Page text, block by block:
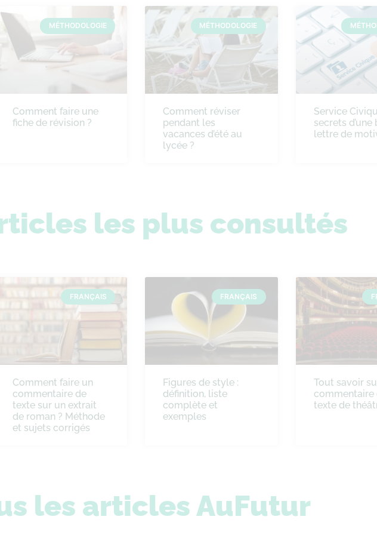
MÉTHODOLOGIE
Comment faire une
fiche de révision ?
MÉTHODOLOGIE
Comment réviser
pendant les
vacances d’été au
lycée ?
Service
secrets d’une
lettre de
les plus consultés
FRANÇAIS
Comment faire un
commentaire de
texte sur un extrait
de roman ? Méthode
et sujets corrigés
FRANÇAIS
Figures de style :
définition, liste
complète et
exemples
Tout savoir
commentaire
texte de
les articles AuFutur